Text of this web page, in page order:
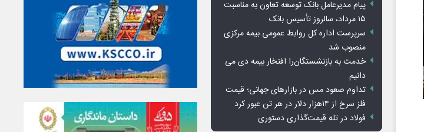
پیام مدیرعامل بانک توسعه تعاون به مناسبت
۱۵ مرداد، سالروز تأسیس بانک
سرپرست اداره کل روابط عمومی بیمه مرکزی
منصوب شد
خدمت به بازنشستگان‌را افتخار بیمه دی می
دانیم
تداوم صعود مس در بازارهای جهانی؛ قیمت
فلز سرخ از ۱۴هزار دلار در هر تن عبور کرد
فولاد در تله قیمت‌گذاری دستوری